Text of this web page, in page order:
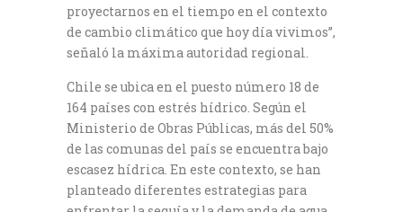
proyectarnos en el tiempo en el contexto
de cambio climático que hoy día vivimos”,
señaló la máxima autoridad regional.
Chile se ubica en el puesto número 18 de
164 países con estrés hídrico. Según el
Ministerio de Obras Públicas, más del 50%
de las comunas del país se encuentra bajo
escasez hídrica. En este contexto, se han
planteado diferentes estrategias para